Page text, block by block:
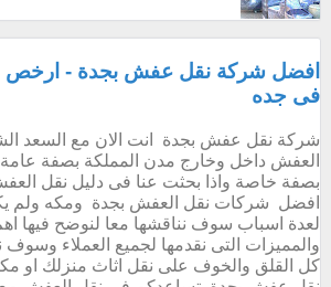
افضل شركة نقل عفش بجدة -
فى جده
شركة نقل عفش بجدة انت الان مع السعد
العفش داخل وخارج مدن المملكة بصفة
بصفة خاصة واذا بحثت عنا فى دليل نقل
افضل شركات نقل العفش بجدة ومكه ولم
لعدة اسباب سوف نناقشها معا لنوضح فيها
والمميزات التى نقدمها لجميع العملاء
كل القلق والخوف على نقل اثاث منزلك او